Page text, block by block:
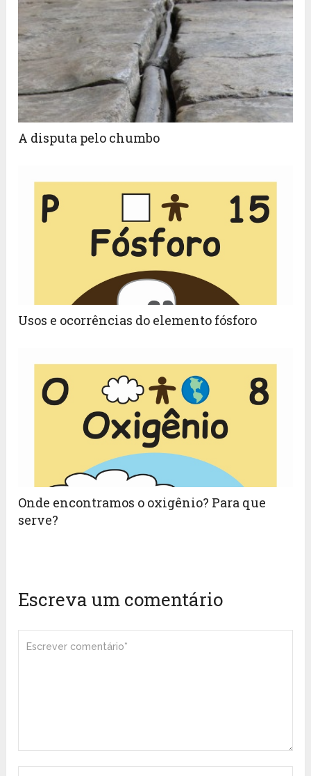
A disputa pelo chumbo
Usos e ocorrências do elemento fósforo
Onde encontramos o oxigênio? Para que
serve?
Escreva um comentário